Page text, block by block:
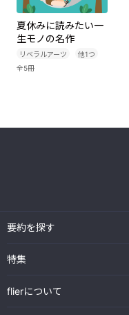
夏休みに読みたい一
生モノの名作
リベラルアーツ 他1つ
全5冊
要約を探す
特集
flierについて